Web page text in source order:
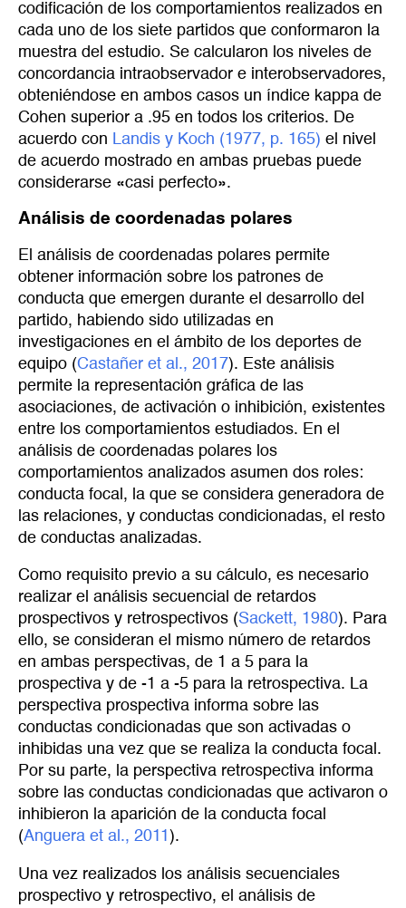
codificación de los comportamientos realizados en
cada uno de los siete partidos que conformaron la
muestra del estudio. Se calcularon los niveles de
concordancia intraobservador e interobservadores,
obteniéndose en ambos casos un índice kappa de
Cohen superior a .95 en todos los criterios. De
acuerdo con Landis y Koch (1977, p. 165) el nivel
de acuerdo mostrado en ambas pruebas puede
considerarse «casi perfecto».
Análisis de coordenadas polares
El análisis de coordenadas polares permite
obtener información sobre los patrones de
conducta que emergen durante el desarrollo del
partido, habiendo sido utilizadas en
investigaciones en el ámbito de los deportes de
equipo (Castañer et al., 2017). Este análisis
permite la representación gráfica de las
asociaciones, de activación o inhibición, existentes
entre los comportamientos estudiados. En el
análisis de coordenadas polares los
comportamientos analizados asumen dos roles:
conducta focal, la que se considera generadora de
las relaciones, y conductas condicionadas, el resto
de conductas analizadas.
Como requisito previo a su cálculo, es necesario
realizar el análisis secuencial de retardos
prospectivos y retrospectivos (Sackett, 1980). Para
ello, se consideran el mismo número de retardos
en ambas perspectivas, de 1 a 5 para la
prospectiva y de -1 a -5 para la retrospectiva. La
perspectiva prospectiva informa sobre las
conductas condicionadas que son activadas o
inhibidas una vez que se realiza la conducta focal.
Por su parte, la perspectiva retrospectiva informa
sobre las conductas condicionadas que activaron o
inhibieron la aparición de la conducta focal
(Anguera et al., 2011 ).
Una vez realizados los análisis secuenciales
prospectivo y retrospectivo, el análisis de